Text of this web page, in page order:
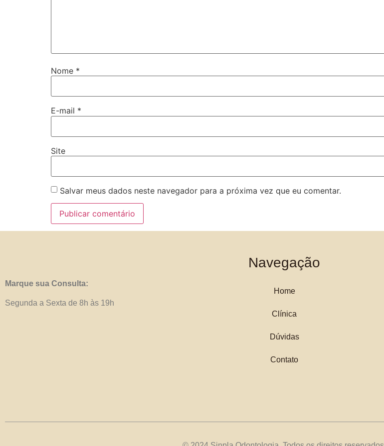
Nome *
E-mail *
Site
Salvar meus dados neste navegador para a próxima vez que eu comentar.
Marque sua Consulta:
Segunda a Sexta de 8h às 19h
Navegação
Home
Clínica
Dúvidas
Contato